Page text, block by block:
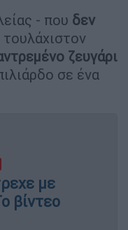
- που δεν
ζευγάρι
σε ένα
με
βίντεο